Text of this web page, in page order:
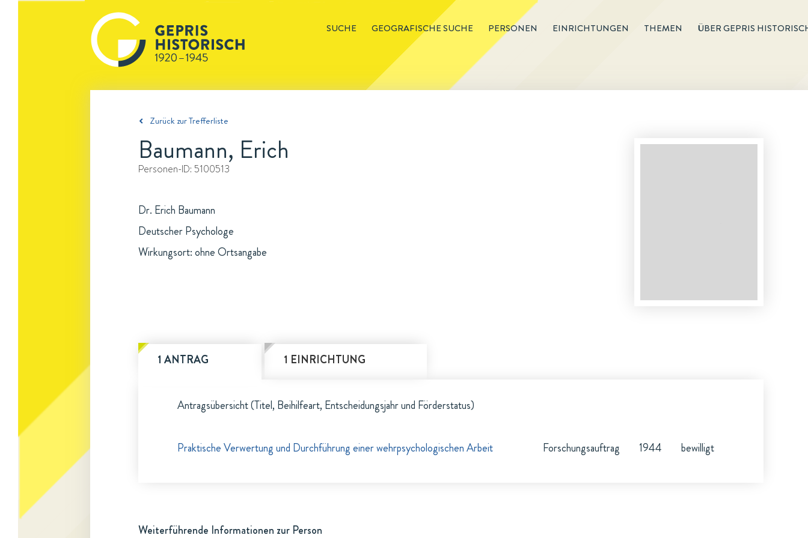
SUCHE GEOGRAFISCHE SUCHE PERSONEN EINRICHTUNGEN THEMEN ÜBER GEPRIS
Zurück zur Trefferliste
Baumann, Erich
Personen-ID: 5100513
Dr. Erich Baumann
Deutscher Psychologe
Wirkungsort: ohne Ortsangabe
1 ANTRAG 1 EINRICHTUNG
Antragsübersicht (Titel, Beihilfeart, Entscheidungsjahr und Förderstatus)
Praktische Verwertung und Durchführung einer wehrpsychologischen Arbeit Forschungsauftrag 1944 bewilligt
Weiterführende Informationen zur Person